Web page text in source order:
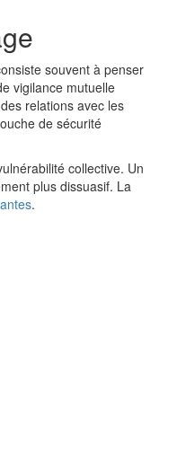
souvent à penser
vigilance mutuelle
relations avec les
de sécurité
collective. Un
plus dissuasif. La
.